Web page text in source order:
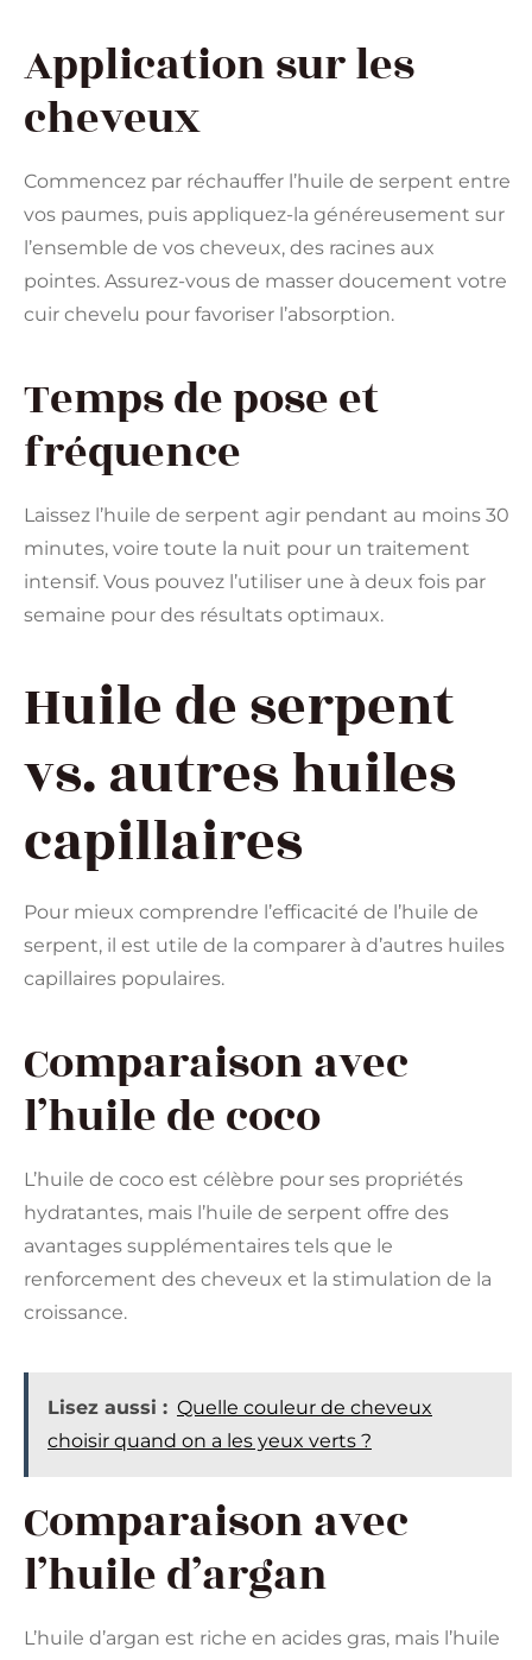
Application sur les
cheveux
Commencez par réchauffer l’huile de serpent entre
vos paumes, puis appliquez-la généreusement sur
l’ensemble de vos cheveux, des racines aux
pointes. Assurez-vous de masser doucement votre
cuir chevelu pour favoriser l’absorption.
Temps de pose et
fréquence
Laissez l’huile de serpent agir pendant au moins 30
minutes, voire toute la nuit pour un traitement
intensif. Vous pouvez l’utiliser une à deux fois par
semaine pour des résultats optimaux.
Huile de serpent
vs. autres huiles
capillaires
Pour mieux comprendre l’efficacité de l’huile de
serpent, il est utile de la comparer à d’autres huiles
capillaires populaires.
Comparaison avec
l’huile de coco
L’huile de coco est célèbre pour ses propriétés
hydratantes, mais l’huile de serpent offre des
avantages supplémentaires tels que le
renforcement des cheveux et la stimulation de la
croissance.
Lisez aussi : Quelle couleur de cheveux
choisir quand on a les yeux verts ?
Comparaison avec
l’huile d’argan
L’huile d’argan est riche en acides gras, mais l’huile